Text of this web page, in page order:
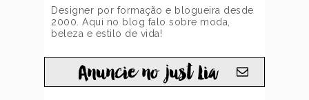
Designer por formação e blogueira desde
2000. Aqui no blog falo sobre moda,
beleza e estilo de vida!
Anuncie no just Lia